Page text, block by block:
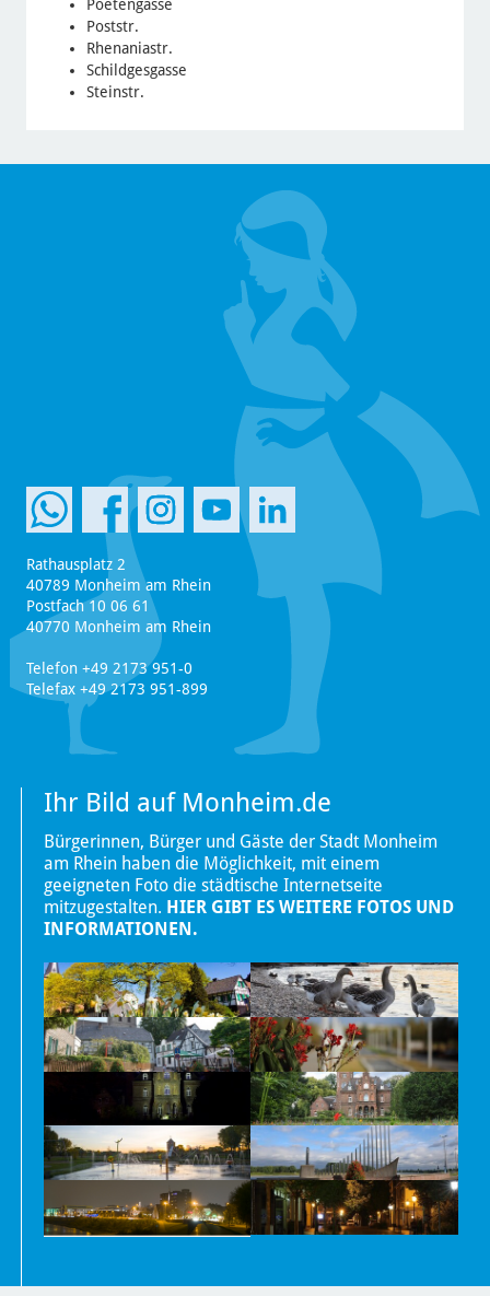
Poetengasse
Poststr.
Rhenaniastr.
Schildgesgasse
Steinstr.
Rathausplatz 2
40789 Monheim am Rhein
Postfach 10 06 61
40770 Monheim am Rhein
Telefon +49 2173 951-0
Telefax +49 2173 951-899
Ihr Bild auf Monheim.de
Bürgerinnen, Bürger und Gäste der Stadt Monheim
am Rhein haben die Möglichkeit, mit einem
geeigneten Foto die städtische Internetseite
mitzugestalten. HIER GIBT ES WEITERE FOTOS UND
INFORMATIONEN.